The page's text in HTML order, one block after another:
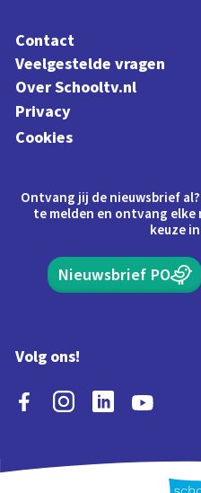
Contact
Veelgestelde vragen
Over Schooltv.nl
Privacy
Cookies
Ontvang jij de nieuwsbrief
te melden en ontvang elke
keuze
Nieuwsbrief PO
Volg ons!